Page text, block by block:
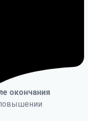
окончания